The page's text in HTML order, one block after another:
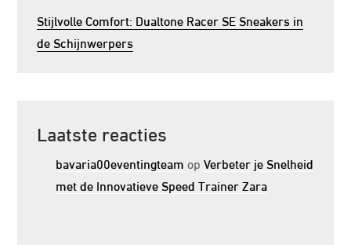
Stijlvolle Comfort: Dualtone Racer SE Sneakers in
de Schijnwerpers
Laatste reacties
bavaria00eventingteam opVerbeter je Snelheid
met de Innovatieve Speed Trainer Zara